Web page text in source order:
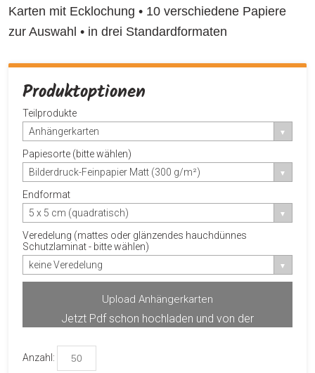
Karten mit Ecklochung • 10 verschiedene Papiere
zur Auswahl • in drei Standardformaten
Produktoptionen
Teilprodukte
Anhängerkarten
Papiesorte (bitte wählen)
Bilderdruck-Feinpapier Matt (300 g/m²)
Endformat
5 x 5 cm (quadratisch)
Veredelung (mattes oder glänzendes hauchdünnes
Schutzlaminat - bitte wählen)
keine Veredelung
Upload Anhängerkarten
Jetzt Pdf schon hochladen und von der
Anzahl: